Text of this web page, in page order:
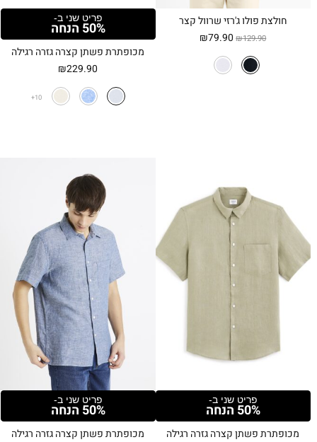
חולצת פולו ג'רזי שרוול קצר
₪129.90
המחיר
היה:
₪79.90 המחיר
פריט שני ב-
50% הנחה
מכופתרת פשתן קצרה גזרה רגילה
₪229.90
10
פריט שני ב-
50% הנחה
מכופתרת פשתן קצרה גזרה רגילה
פריט שני ב-
50% הנחה
מכופתרת פשתן קצרה גזרה רגילה